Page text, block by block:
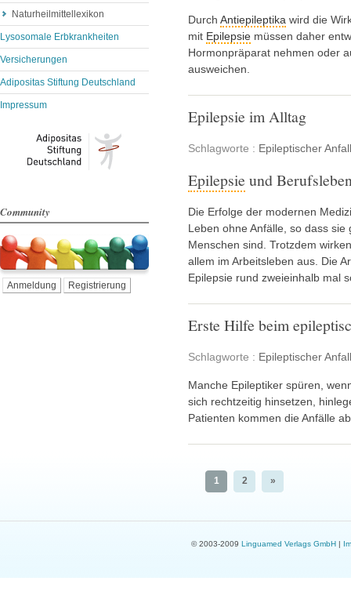
Naturheilmittellexikon
Lysosomale Erbkrankheiten
Versicherungen
Adipositas Stiftung Deutschland
Impressum
Community
Anmeldung Registrierung
Durch Antiepileptika wird die
mit Epilepsie müssen daher
Hormonpräparat nehmen oder
ausweichen.
Epilepsie im Alltag
Schlagworte : Epileptischer Anfall
Epilepsie und
Die Erfolge der modernen
Leben ohne Anfälle, so dass
Menschen sind. Trotzdem
allem im Arbeitsleben aus. Die
Epilepsie rund zweieinhalb mal
Erste Hilfe beim
Schlagworte : Epileptischer Anfall
Manche Epileptiker spüren,
sich rechtzeitig hinsetzen,
Patienten kommen die Anfälle
1 2 »
© 2003-2009 Linguamed Verlags GmbH|